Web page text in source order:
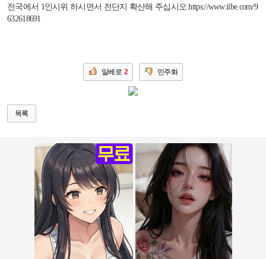
전국에서 1인시위 하시면서 전단지 확산해 주십시오 https://www.ilbe.com/9
632618691
일베로 2 민주화
목록